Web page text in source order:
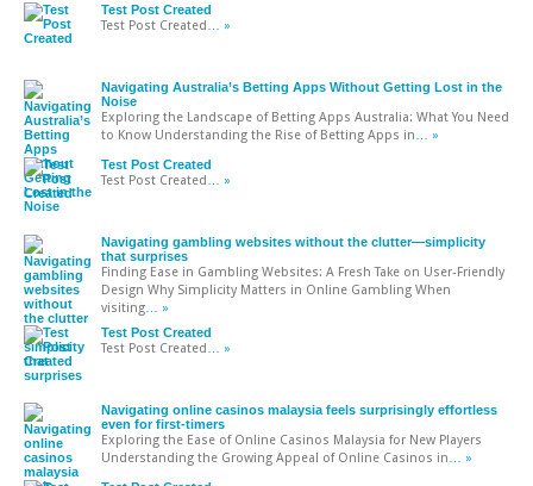
Test Post Created
Test Post Created … »
Navigating Australia’s Betting Apps Without Getting Lost in the
Noise
Exploring the Landscape of Betting Apps Australia: What You Need
to Know Understanding the Rise of Betting Apps in … »
Test Post Created
Test Post Created … »
Navigating gambling websites without the clutter—simplicity
that surprises
Finding Ease in Gambling Websites: A Fresh Take on User-Friendly
Design Why Simplicity Matters in Online Gambling When
visiting … »
Test Post Created
Test Post Created … »
Navigating online casinos malaysia feels surprisingly effortless
even for first-timers
Exploring the Ease of Online Casinos Malaysia for New Players
Understanding the Growing Appeal of Online Casinos in … »